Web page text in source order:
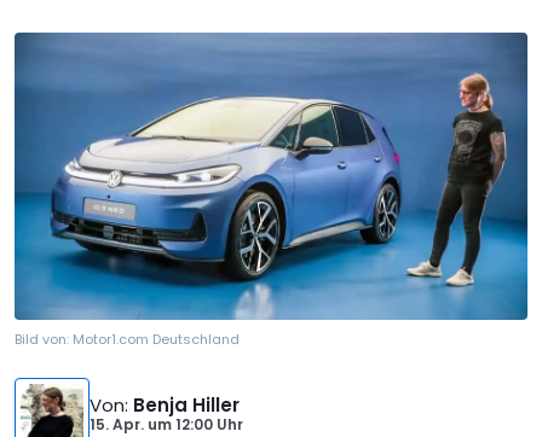
Bild von: Motor1.com Deutschland
Von: Benja Hiller
15. Apr. um12:00 Uhr